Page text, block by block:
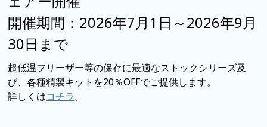
開催期間：2026年7月1日～2026年9月
30日まで
超低温フリーザー等の保存に最適なストックシリーズ及
び、各種精製キットを20％OFFでご提供します。
詳しくはコチラ。